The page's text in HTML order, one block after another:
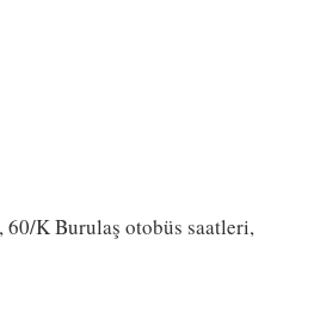
60/K Burulaş otobüs saatleri,